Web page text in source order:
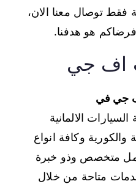
فقط توصال معنا الان،
هو هدفنا.
اف جي
جي في
الالمانية
والكورية وكافة انواع
متخصص وذو خبرة
متاحة من خلال